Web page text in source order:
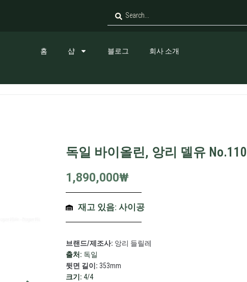
홈 샵 블로그 회사 소개
독일 바이올린, 앙리 델유 No.110
1,890,000₩
재고 있음: 사이공
브랜드/제조사: 앙리 들릴레
출처: 독일
뒷면 길이: 353mm
크기: 4/4